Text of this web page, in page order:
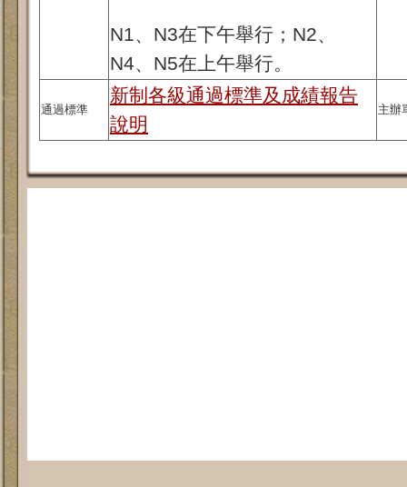
N1、N3在下午舉行；N2、
N4、N5在上午舉行。
通過標準
新制各級通過標準及成績報告
說明
主辦